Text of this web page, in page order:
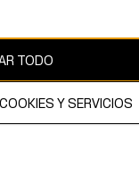
por copyright y es
TODO
Y SERVICIOS